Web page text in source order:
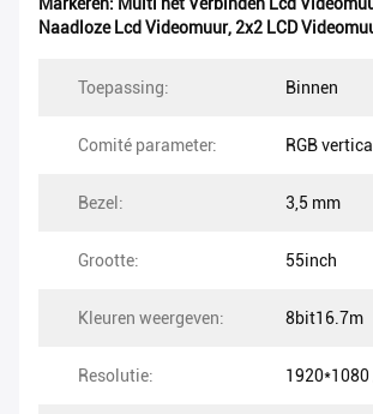
Markeren: Multi het Verbinden Lcd
Naadloze Lcd Videomuur, 2x2 LCD
Toepassing: Binnen
Comité parameter: RGB
Bezel: 3,5 mm
Grootte: 55inch
Kleuren weergeven: 8bit16.7m
Resolutie: